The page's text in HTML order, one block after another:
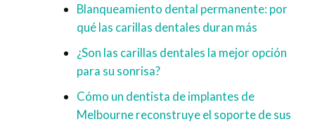
Blanqueamiento dental permanente: por
qué las carillas dentales duran más
¿Son las carillas dentales la mejor opción
para su sonrisa?
Cómo un dentista de implantes de
Melbourne reconstruye el soporte de sus